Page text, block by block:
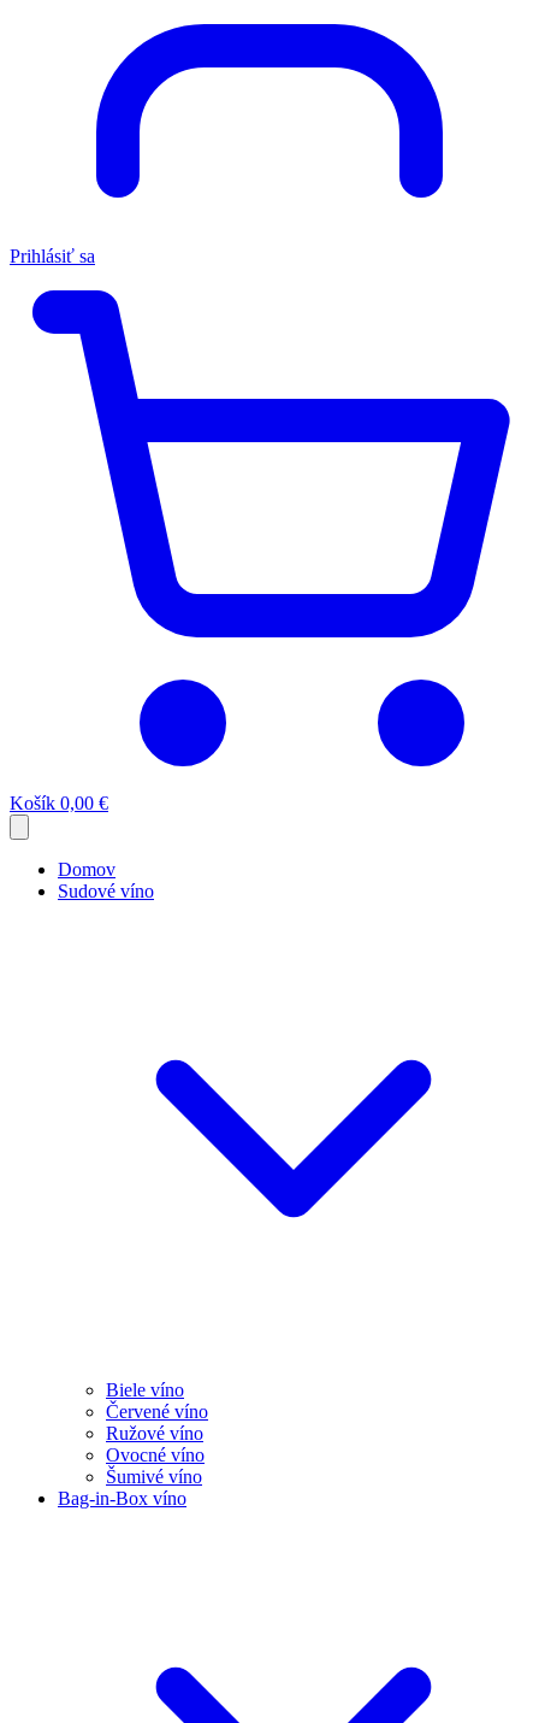
Prihlásiť sa
Košík 0,00 €
Domov
Sudové víno
Biele víno
Červené víno
Ružové víno
Ovocné víno
Šumivé víno
Bag-in-Box víno